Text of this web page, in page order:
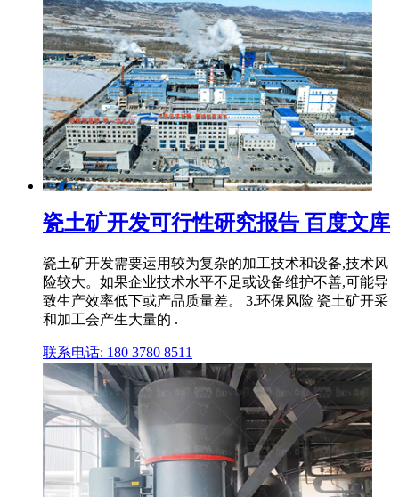
瓷土矿开发可行性研究报告 百度文库
瓷土矿开发需要运用较为复杂的加工技术和设备,技术风
险较大。如果企业技术水平不足或设备维护不善,可能导
致生产效率低下或产品质量差。 3.环保风险 瓷土矿开采
和加工会产生大量的 .
联系电话: 180 3780 8511